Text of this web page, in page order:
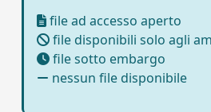
file ad accesso aperto
file disponibili solo agli
file sotto embargo
nessun file disponibile